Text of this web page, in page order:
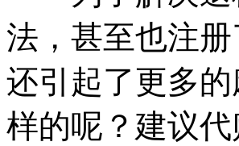
法，甚至也注
还引起了更多
样的呢？建议